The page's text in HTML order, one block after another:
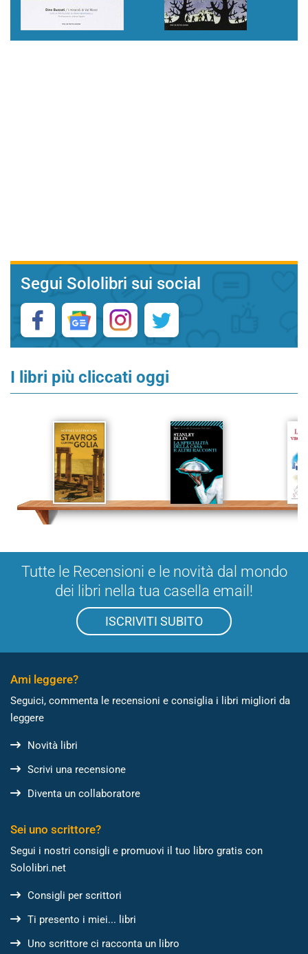
Segui Sololibri sui social
I libri più cliccati oggi
Tutte le Recensioni e le novità dal mondo
dei libri nella tua casella email!
ISCRIVITI SUBITO
Ami leggere?
Seguici, commenta le recensioni e consiglia i libri migliori da
leggere
Novità libri
Scrivi una recensione
Diventa un collaboratore
Sei uno scrittore?
Segui i nostri consigli e promuovi il tuo libro gratis con
Sololibri.net
Consigli per scrittori
Ti presento i miei... libri
Uno scrittore ci racconta un libro